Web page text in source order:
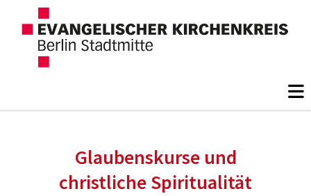
Glaubenskurse und
christliche Spiritualität